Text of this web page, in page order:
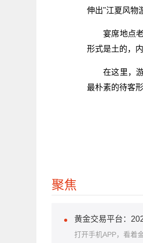
伸出"江夏风物
宴席地点
形式是土的，
在这里，
最朴素的待客
聚焦
黄金交易平台：
打开手机APP，看着